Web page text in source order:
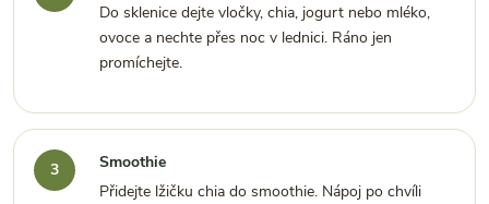
Do sklenice dejte vločky, chia, jogurt nebo mléko,
ovoce a nechte přes noc v lednici. Ráno jen
promíchejte.
Smoothie
Přidejte lžičku chia do smoothie. Nápoj po chvíli